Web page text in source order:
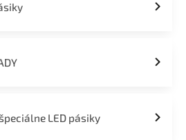
LED pásiky